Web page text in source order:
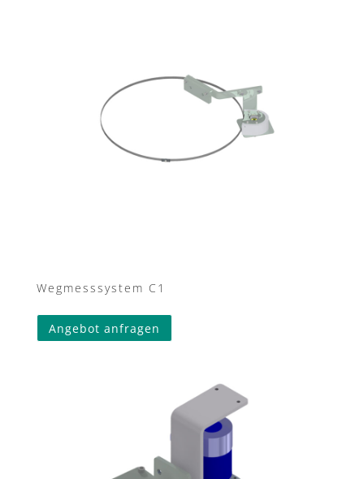
Wegmesssystem C1
Angebot anfragen